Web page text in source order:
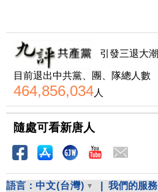
引發三退大潮
目前退出中共黨、團、隊總人數
464,856,034人
隨處可看新唐人
語言： 中文(台灣) 我們的服務